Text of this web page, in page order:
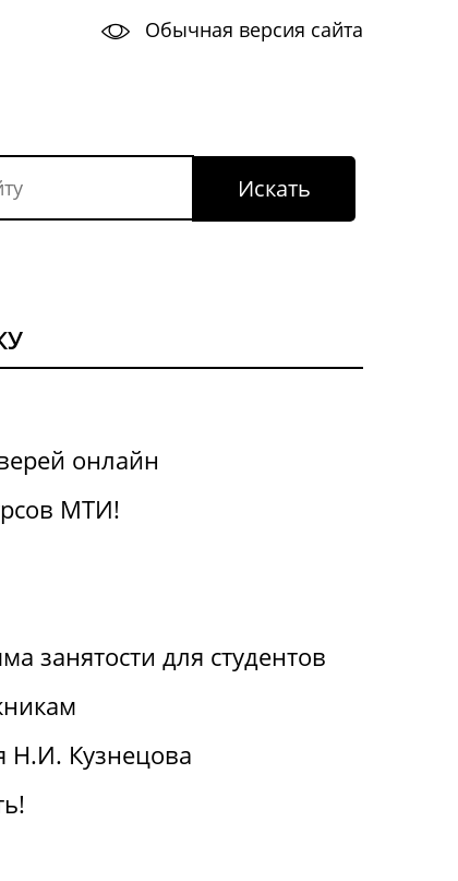
Обычная версия сайта
онлайн
МТИ!
занятости для студентов
Н.И. Кузнецова